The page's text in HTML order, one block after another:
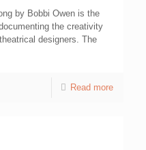
by Bobbi Owen is the
the creativity
designers. The
Read more